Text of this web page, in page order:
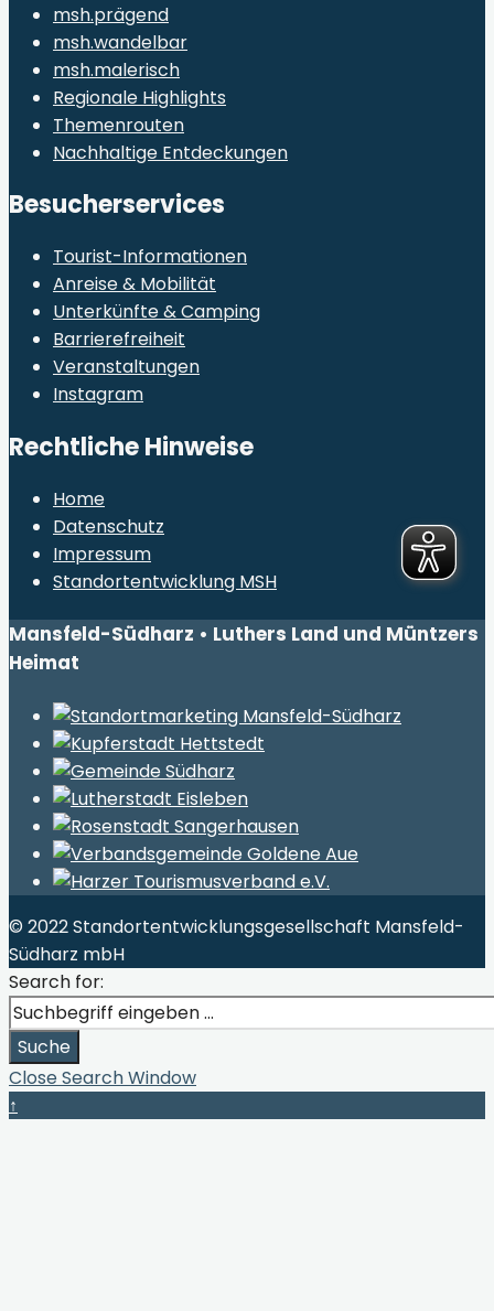
msh.prägend
msh.wandelbar
msh.malerisch
Regionale Highlights
Themenrouten
Nachhaltige Entdeckungen
Besucherservices
Tourist-Informationen
Anreise & Mobilität
Unterkünfte & Camping
Barrierefreiheit
Veranstaltungen
Instagram
Rechtliche Hinweise
Home
Datenschutz
Impressum
Standortentwicklung MSH
Mansfeld-Südharz • Luthers Land und Müntzers
Heimat
© 2022 Standortentwicklungsgesellschaft Mansfeld-
Südharz mbH
Search for:
Suche
Close Search Window
↑